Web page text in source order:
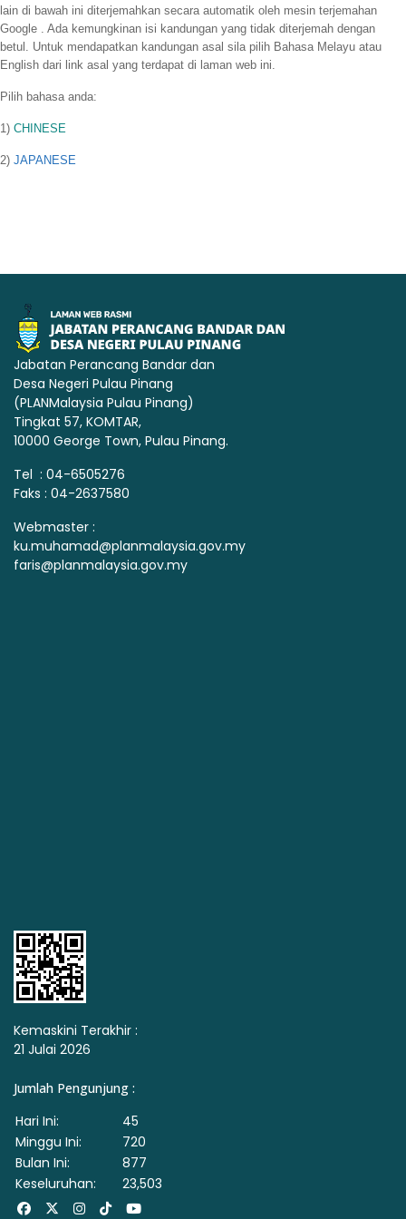
lain di bawah ini diterjemahkan secara automatik oleh mesin terjemahan
Google . Ada kemungkinan isi kandungan yang tidak diterjemah dengan
betul. Untuk mendapatkan kandungan asal sila pilih Bahasa Melayu atau
English dari link asal yang terdapat di laman web ini.
Pilih bahasa anda:
1) CHINESE
2) JAPANESE
Jabatan Perancang Bandar dan
Desa Negeri Pulau Pinang
(PLANMalaysia Pulau Pinang)
Tingkat 57, KOMTAR,
10000 George Town, Pulau Pinang.
Tel : 04-6505276
Faks : 04-2637580
Webmaster :
ku.muhamad@planmalaysia.gov.my
faris@planmalaysia.gov.my
Kemaskini Terakhir :
21 Julai 2026
Jumlah Pengunjung :
Hari Ini:
45
Minggu Ini:
720
Bulan Ini:
877
Keseluruhan:
23,503
FacebookInstagram
TiktokYoutube